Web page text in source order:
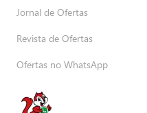
Jornal de Ofertas
Revista de Ofertas
Ofertas no WhatsApp